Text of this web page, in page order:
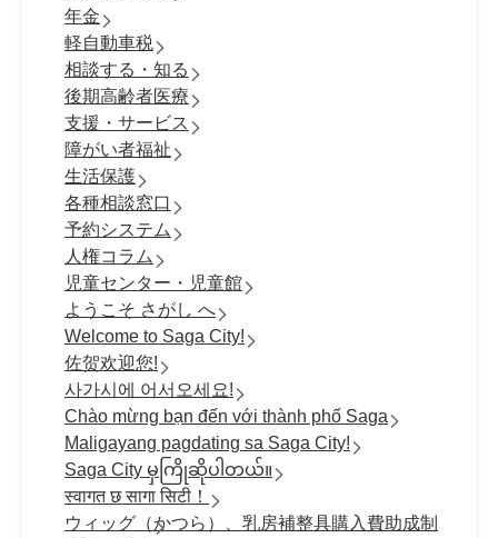
年金
軽自動車税
相談する・知る
後期高齢者医療
支援・サービス
障がい者福祉
生活保護
各種相談窓口
予約システム
人権コラム
児童センター・児童館
ようこそ さがし へ
Welcome to Saga City!
佐贺欢迎您!
사가시에 어서오세요!
Chào mừng bạn đến với thành phố Saga
Maligayang pagdating sa Saga City!
Saga City မှကြိုဆိုပါတယ်။
स्वागत छ सागा सिटी！
ウィッグ（かつら）、乳房補整具購入費助成制